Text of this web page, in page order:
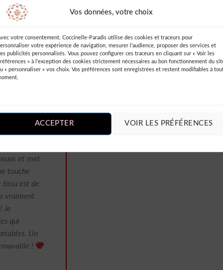
Vos données, votre choix
votre consentement, Coccinelle-Paradis utilise des cookies et traceurs pour
votre expérience de navigation, mesurer l’audience, proposer des services et
publicités personnalisés. Vous pouvez configurer ces traceurs en cliquant sur « Voir les
» à l’exception des cookies strictement nécessaires au bon fonctionnement du
« personnaliser » vos choix. Vos préférences sont enregistrées et restent modifiables à
ACCEPTER VOIR LES PRÉFÉRENCES
sur le site,
parfaite
chic.
tout
et met
touche
tissu est de
vraiment
Je
qui
Un
!